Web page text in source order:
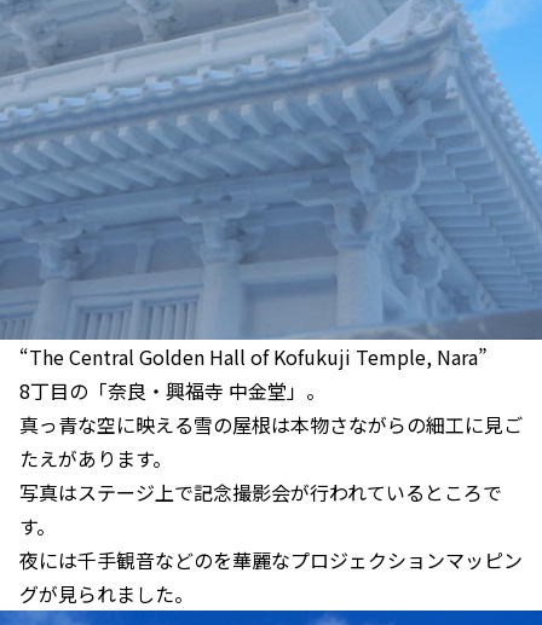
“The Central Golden Hall of Kofukuji Temple, Nara”
8丁目の「奈良・興福寺 中金堂」。
真っ青な空に映える雪の屋根は本物さながらの細工に見ご
たえがあります。
写真はステージ上で記念撮影会が行われているところで
す。
夜には千手観音などのを華麗なプロジェクションマッピン
グが見られました。